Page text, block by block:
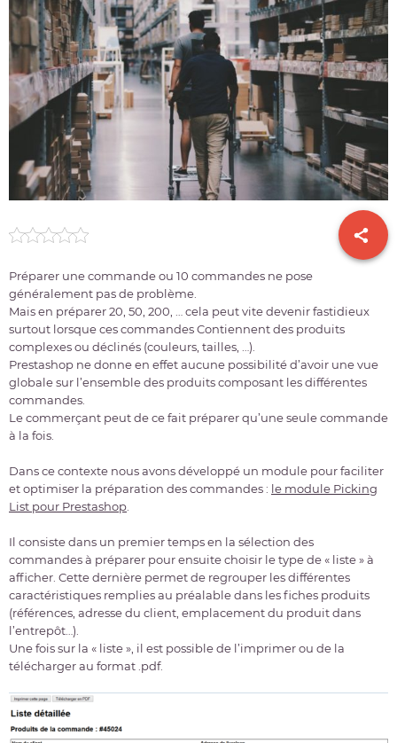
Préparer une commande ou 10 commandes ne pose
généralement pas de problème.
Mais en préparer 20, 50, 200, … cela peut vite devenir fastidieux
surtout lorsque ces commandes Contiennent des produits
complexes ou déclinés (couleurs, tailles, …).
Prestashop ne donne en effet aucune possibilité d’avoir une vue
globale sur l’ensemble des produits composant les différentes
commandes.
Le commerçant peut de ce fait préparer qu’une seule commande
à la fois.
Dans ce contexte nous avons développé un module pour faciliter
et optimiser la préparation des commandes : le module Picking
List pour Prestashop.
Il consiste dans un premier temps en la sélection des
commandes à préparer pour ensuite choisir le type de « liste » à
afficher. Cette dernière permet de regrouper les différentes
caractéristiques remplies au préalable dans les fiches produits
(références, adresse du client, emplacement du produit dans
l’entrepôt…).
Une fois sur la « liste », il est possible de l’imprimer ou de la
télécharger au format .pdf.